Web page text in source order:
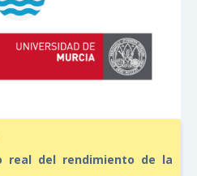
real del rendimiento de la